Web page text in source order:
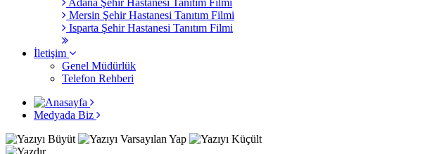
Mersin Şehir Hastanesi Tanıtım Filmi
Isparta Şehir Hastanesi Tanıtım Filmi
İletişim
Genel Müdürlük
Telefon Rehberi
Medyada Biz